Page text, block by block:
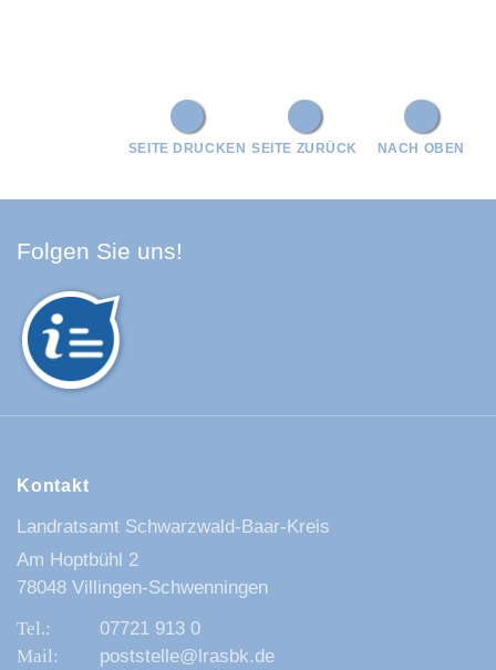
NACH OBEN
SEITE ZURÜCK
SEITE DRUCKEN
Folgen Sie uns!
Kontakt
Landratsamt Schwarzwald-Baar-Kreis
Am Hoptbühl 2
78048 Villingen-Schwenningen
07721 913 0
poststelle@lrasbk.de